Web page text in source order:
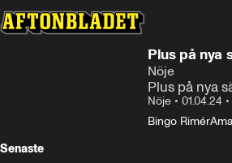
Plus på nya
Nöje
Plus på nya
Nöje • 01.04.24 •
Bingo Rimér
Senaste